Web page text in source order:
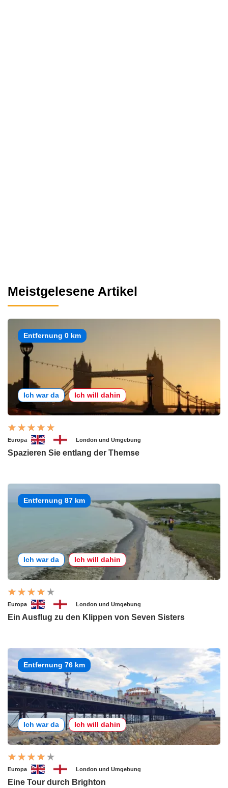
Meistgelesene Artikel
Entfernung 0 km
Ich war da Ich will dahin
Europa London und Umgebung
Spazieren Sie entlang der Themse
Entfernung 87 km
Ich war da Ich will dahin
Europa London und Umgebung
Ein Ausflug zu den Klippen von Seven Sisters
Entfernung 76 km
Ich war da Ich will dahin
Europa London und Umgebung
Eine Tour durch Brighton